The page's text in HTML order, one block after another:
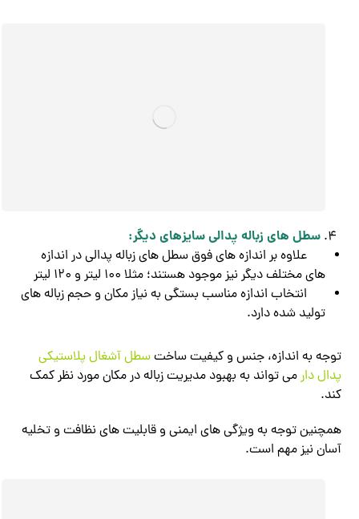
سطل های زباله پدالی سایزهای دیگر:
علاوه بر اندازه های فوق سطل های زباله پدالی در اندازه
های مختلف دیگر نیز موجود هستند؛ مثلا 100 لیتر و 120 لیتر
انتخاب اندازه مناسب بستگی به نیاز مکان و حجم زباله های
تولید شده دارد.
توجه به اندازه، جنس و کیفیت ساختسطل آشغال پلاستیکی
پدال دارمی تواند به بهبود مدیریت زباله در مکان مورد نظر کمک
کند.
همچنین توجه به ویژگی های ایمنی و قابلیت های نظافت و تخلیه
آسان نیز مهم است.